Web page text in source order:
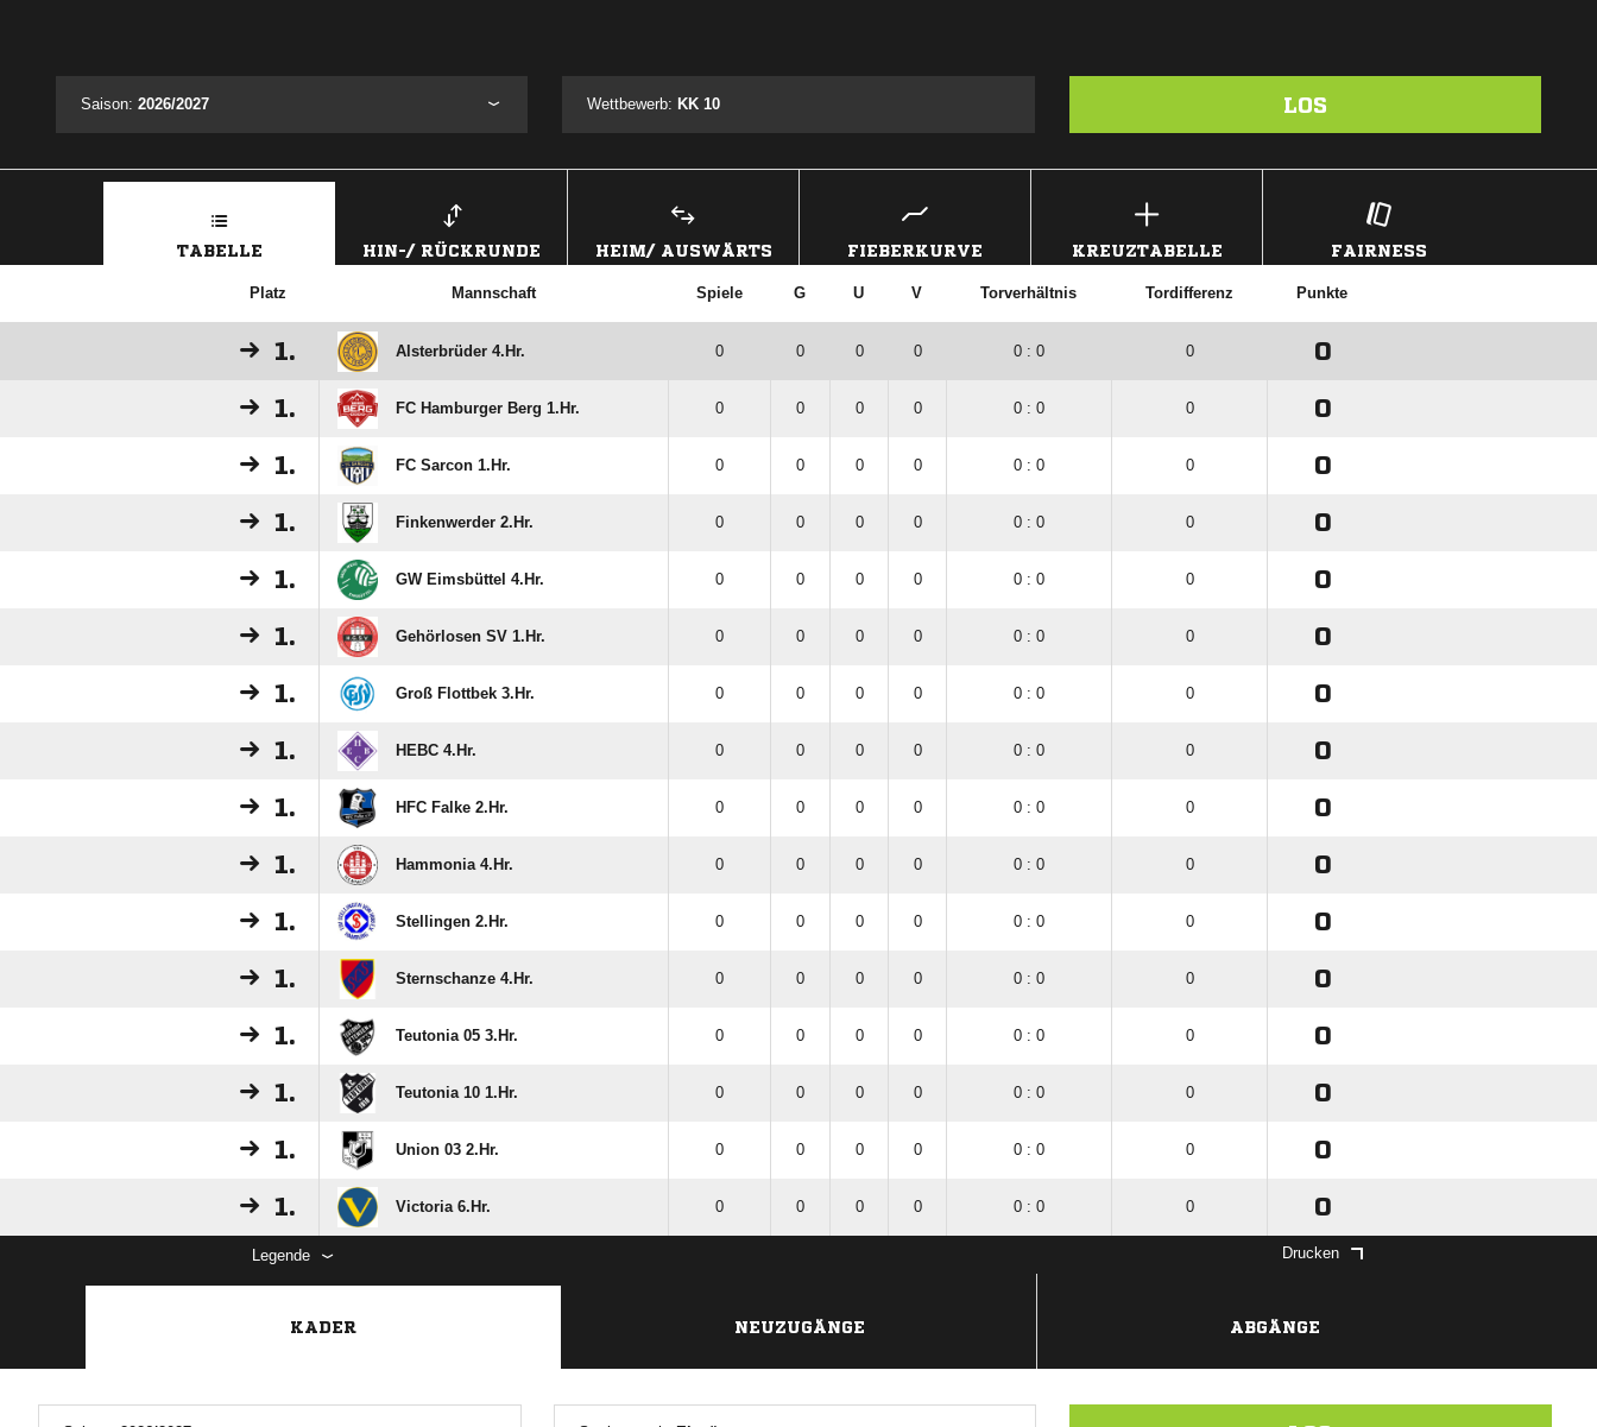
Saison: 2026/2027 Wettbewerb: KK 10 LOS
TABELLE HIN-/ RÜCKRUNDE HEIM/ AUSWÄRTS FIEBERKURVE KREUZTABELLE FAIRNESS
Platz Mannschaft Spiele G U V Torverhältnis Tordifferenz Punkte
1. Alsterbrüder 4.Hr. 0 0 0 0 0 : 0 0 0
1. FC Hamburger Berg 1.Hr. 0 0 0 0 0 : 0 0 0
1. FC Sarcon 1.Hr. 0 0 0 0 0 : 0 0 0
1. Finkenwerder 2.Hr. 0 0 0 0 0 : 0 0 0
1. GW Eimsbüttel 4.Hr. 0 0 0 0 0 : 0 0 0
1. Gehörlosen SV 1.Hr. 0 0 0 0 0 : 0 0 0
1. Groß Flottbek 3.Hr. 0 0 0 0 0 : 0 0 0
1. HEBC 4.Hr. 0 0 0 0 0 : 0 0 0
1. HFC Falke 2.Hr. 0 0 0 0 0 : 0 0 0
1. Hammonia 4.Hr. 0 0 0 0 0 : 0 0 0
1. Stellingen 2.Hr. 0 0 0 0 0 : 0 0 0
1. Sternschanze 4.Hr. 0 0 0 0 0 : 0 0 0
1. Teutonia 05 3.Hr. 0 0 0 0 0 : 0 0 0
1. Teutonia 10 1.Hr. 0 0 0 0 0 : 0 0 0
1. Union 03 2.Hr. 0 0 0 0 0 : 0 0 0
1. Victoria 6.Hr. 0 0 0 0 0 : 0 0 0
Legende Drucken
KADER NEUZUGÄNGE ABGÄNGE